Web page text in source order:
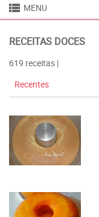
 MENU
RECEITAS DOCES
619 receitas |